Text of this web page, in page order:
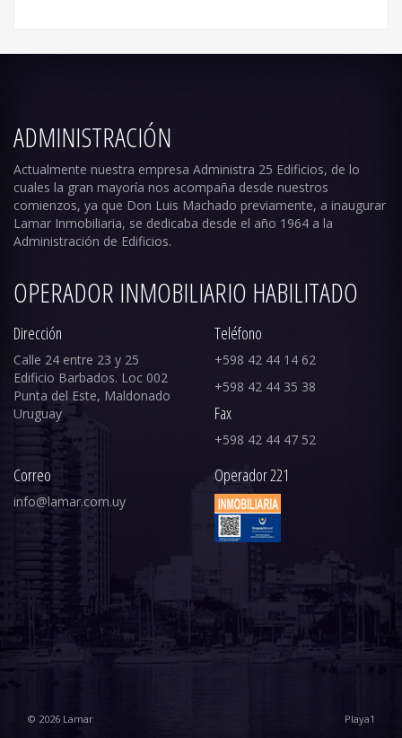
ADMINISTRACIÓN
Actualmente nuestra empresa Administra 25 Edificios, de lo
cuales la gran mayoría nos acompaña desde nuestros
comienzos, ya que Don Luis Machado previamente, a inaugurar
Lamar Inmobiliaria, se dedicaba desde el año 1964 a la
Administración de Edificios.
OPERADOR INMOBILIARIO HABILITADO
Dirección
Calle 24 entre 23 y 25
Edificio Barbados. Loc 002
Punta del Este, Maldonado
Uruguay
Teléfono
+598 42 44 14 62
+598 42 44 35 38
Fax
+598 42 44 47 52
Correo
info@lamar.com.uy
Operador 221
© 2026 Lamar Playa1